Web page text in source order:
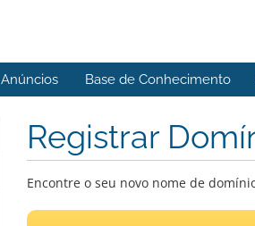
Anúncios Base de Conhecimento
Registrar
Encontre o seu novo nome de